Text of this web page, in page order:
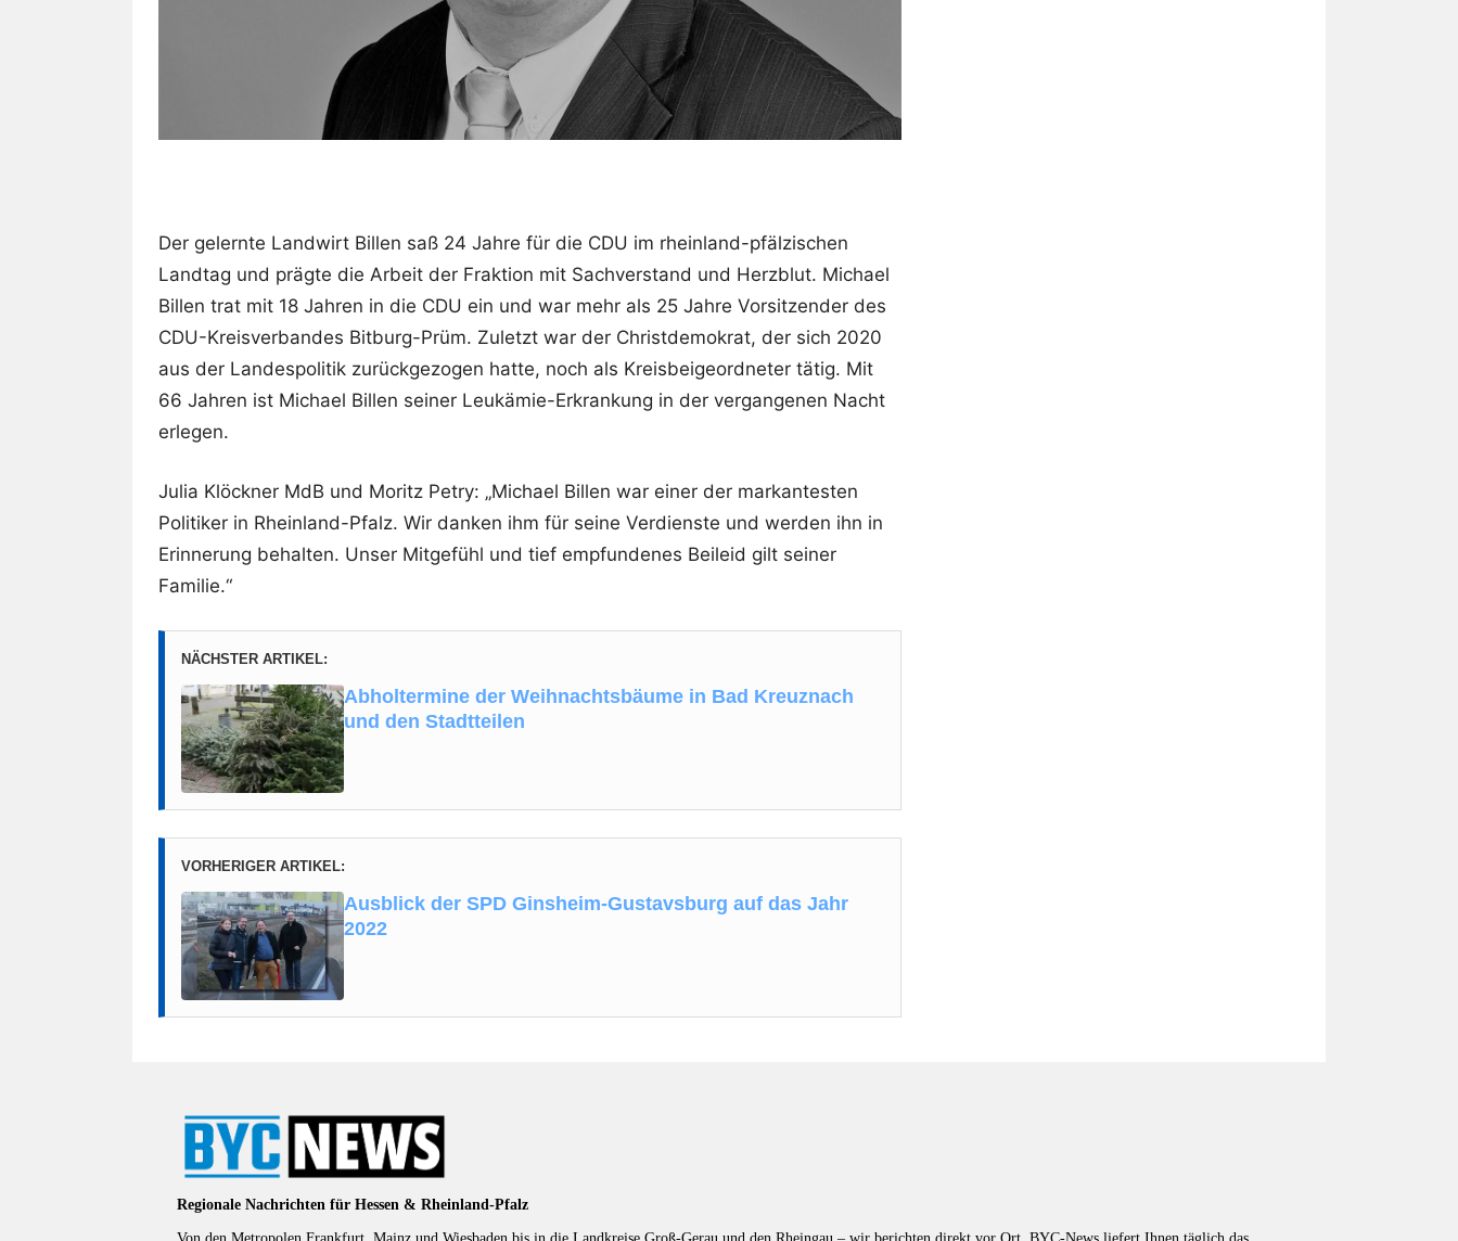
Der gelernte Landwirt Billen saß 24 Jahre für die CDU im rheinland-pfälzischen
Landtag und prägte die Arbeit der Fraktion mit Sachverstand und Herzblut. Michael
Billen trat mit 18 Jahren in die CDU ein und war mehr als 25 Jahre Vorsitzender des
CDU-Kreisverbandes Bitburg-Prüm. Zuletzt war der Christdemokrat, der sich 2020
aus der Landespolitik zurückgezogen hatte, noch als Kreisbeigeordneter tätig. Mit
66 Jahren ist Michael Billen seiner Leukämie-Erkrankung in der vergangenen Nacht
erlegen.
Julia Klöckner MdB und Moritz Petry: „Michael Billen war einer der markantesten
Politiker in Rheinland-Pfalz. Wir danken ihm für seine Verdienste und werden ihn in
Erinnerung behalten. Unser Mitgefühl und tief empfundenes Beileid gilt seiner
Familie.“
NÄCHSTER ARTIKEL:
Abholtermine der Weihnachtsbäume in Bad Kreuznach
und den Stadtteilen
VORHERIGER ARTIKEL:
Ausblick der SPD Ginsheim-Gustavsburg auf das Jahr
2022
Regionale Nachrichten für Hessen & Rheinland-Pfalz